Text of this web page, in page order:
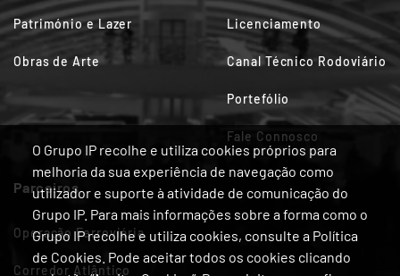
O Grupo IP recolhe e utiliza cookies próprios para
melhoria da sua experiência de navegação como
utilizador e suporte à atividade de comunicação do
Grupo IP. Para mais informações sobre a forma como o
Grupo IP recolhe e utiliza cookies, consulte a Política
de Cookies. Pode aceitar todos os cookies clicando
Património e Lazer
Obras de Arte
Licenciamento
Canal Técnico Rodoviário
Portefólio
Fale Connosco
Parceiros
Operação Ferroviária
Corredor Atlântico